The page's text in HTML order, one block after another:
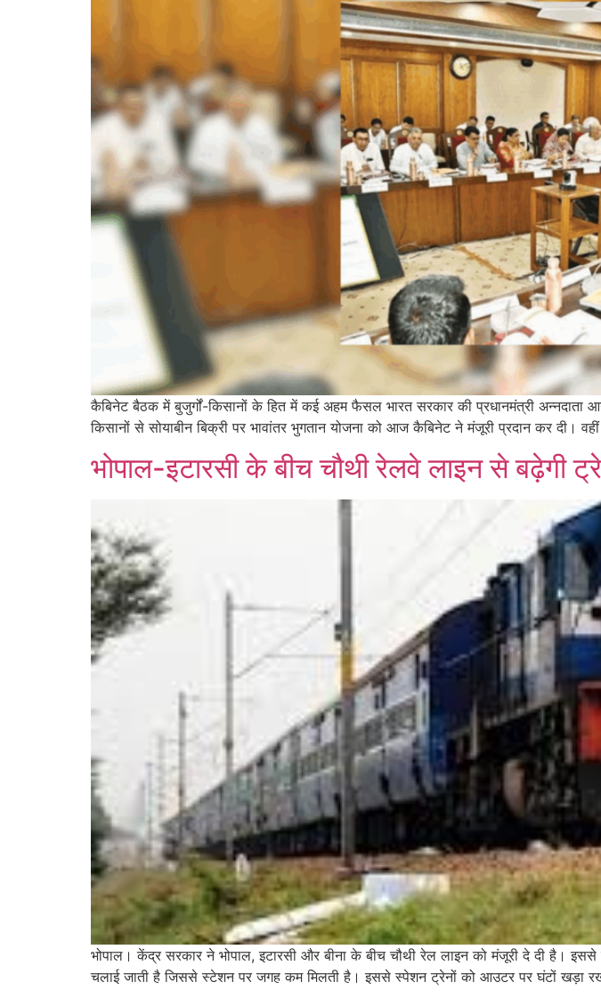
कैबिनेट बैठक में बुजुर्गों-किसानों के हित में कई अहम फैसल भारत सरकार की प्रधानमंत्री
किसानों से सोयाबीन बिक्री पर भावांतर भुगतान योजना को आज कैबिनेट ने मंजूरी प्रदान कर दी।
भोपाल-इटारसी के बीच चौथी रेलवे लाइन से बढ़ेगी
भोपाल। केंद्र सरकार ने भोपाल, इटारसी और बीना के बीच चौथी रेल लाइन को मंजूरी दे दी है।
चलाई जाती है जिससे स्टेशन पर जगह कम मिलती है। इससे स्पेशन ट्रेनों को आउटर पर घंटों खड़ा